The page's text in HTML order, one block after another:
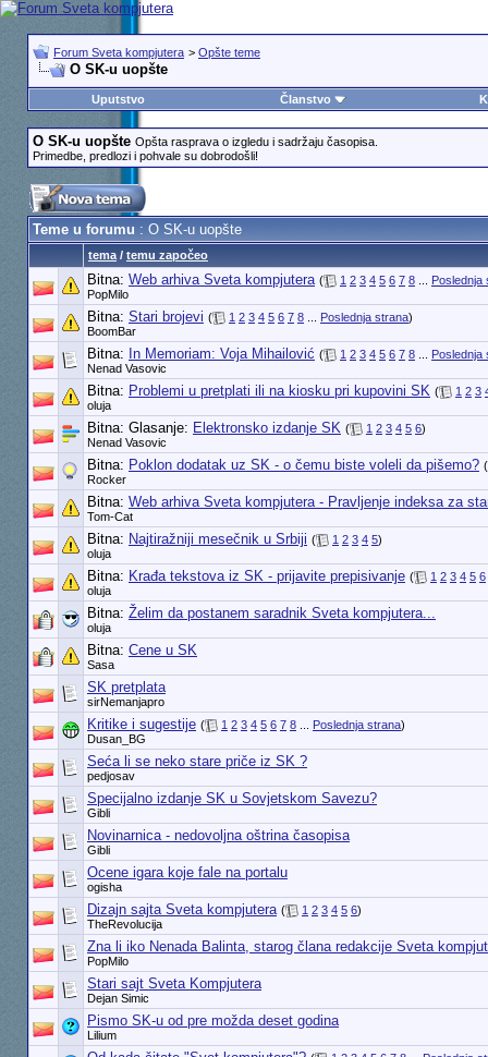
Forum Sveta kompjutera > Opšte teme
O SK-u uopšte
Uputstvo Članstvo
O SK-u uopšte Opšta rasprava o izgledu i sadržaju časopisa.
Primedbe, predlozi i pohvale su dobrodošli!
Teme u forumu: O SK-u uopšte
tema/ temu započeo
Bitna: Web arhiva Sveta kompjutera ( 1 2 3 4 5 6 7 8... Poslednja
PopMilo
Bitna: Stari brojevi ( 1 2 3 4 5 6 7 8... Poslednja strana)
BoomBar
Bitna: In Memoriam: Voja Mihailović ( 1 2 3 4 5 6 7 8... Poslednja
Nenad Vasovic
Bitna: Problemi u pretplati ili na kiosku pri kupovini SK ( 1 2 3
oluja
Bitna: Glasanje: Elektronsko izdanje SK ( 1 2 3 4 5 6)
Nenad Vasovic
Bitna: Poklon dodatak uz SK - o čemu biste voleli da pišemo? (
Rocker
Bitna: Web arhiva Sveta kompjutera - Pravljenje indeksa za
Tom-Cat
Bitna: Najtiražniji mesečnik u Srbiji ( 1 2 3 4 5)
oluja
Bitna: Krađa tekstova iz SK - prijavite prepisivanje ( 1 2 3 4 5 6
oluja
Bitna: Želim da postanem saradnik Sveta kompjutera...
oluja
Bitna: Cene u SK
Sasa
SK pretplata
sirNemanjapro
Kritike i sugestije ( 1 2 3 4 5 6 7 8... Poslednja strana)
Dusan_BG
Seća li se neko stare priče iz SK ?
pedjosav
Specijalno izdanje SK u Sovjetskom Savezu?
Gibli
Novinarnica - nedovoljna oštrina časopisa
Gibli
Ocene igara koje fale na portalu
ogisha
Dizajn sajta Sveta kompjutera ( 1 2 3 4 5 6)
TheRevolucija
Zna li iko Nenada Balinta, starog člana redakcije Sveta
PopMilo
Stari sajt Sveta Kompjutera
Dejan Simic
Pismo SK-u od pre možda deset godina
Lilium